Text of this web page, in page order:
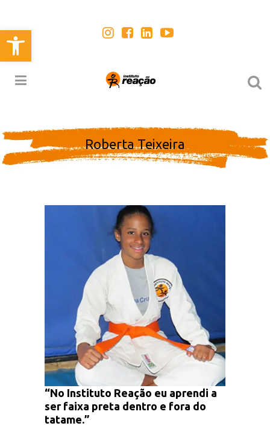
Open toolbar
Roberta Teixeira
“No Instituto Reação eu aprendi a
ser faixa preta dentro e fora do
tatame.”